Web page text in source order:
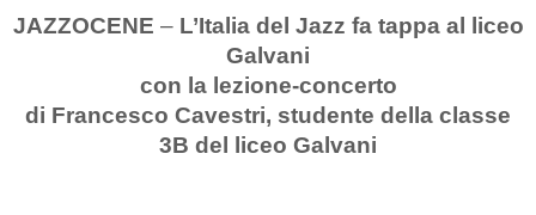
JAZZOCENE – L’Italia del Jazz fa tappa al liceo
Galvani
con la lezione-concerto
di Francesco Cavestri, studente della classe
3B del liceo Galvani